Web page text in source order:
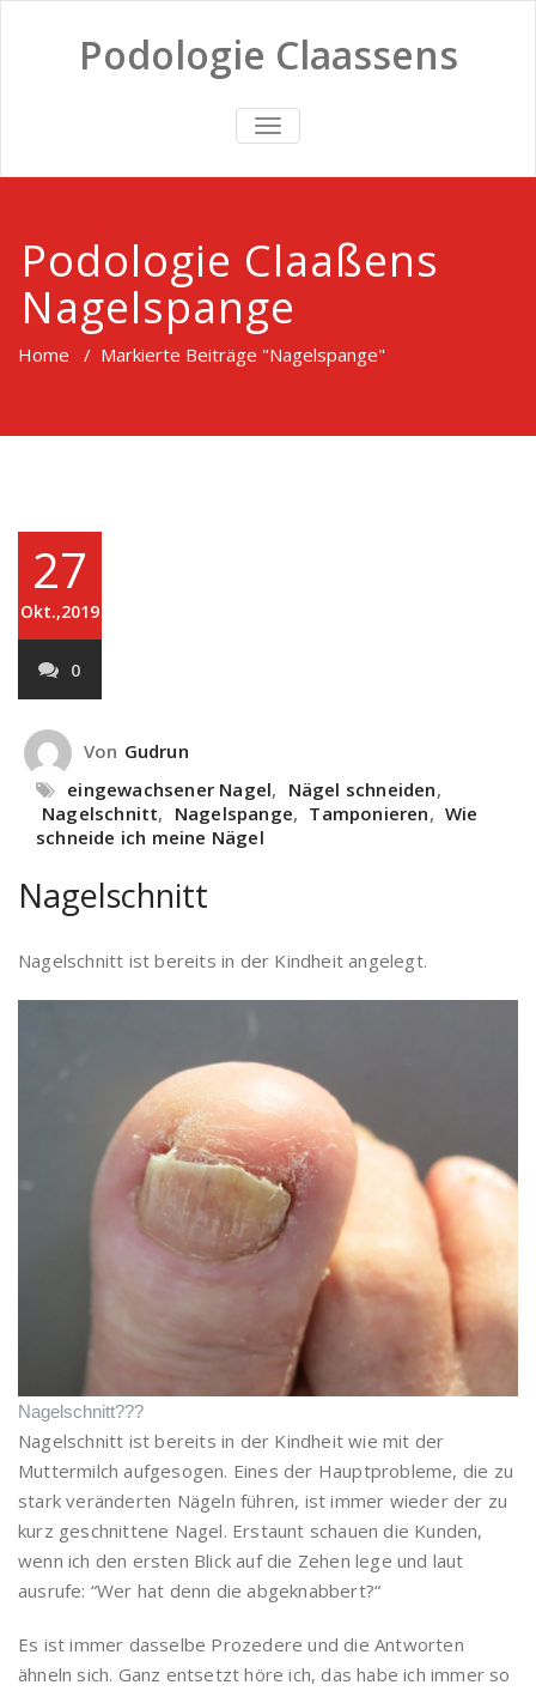
Podologie Claassens
TOGGLE
Podologie Claaßens
Nagelspange
Home / Markierte Beiträge "Nagelspange"
27
Okt.,2019
0
Von Gudrun
eingewachsener Nagel, Nägel schneiden,
Nagelschnitt, Nagelspange, Tamponieren, Wie
schneide ich meine Nägel
Nagelschnitt
Nagelschnitt ist bereits in der Kindheit angelegt.
Nagelschnitt???
Nagelschnitt ist bereits in der Kindheit wie mit der
Muttermilch aufgesogen. Eines der Hauptprobleme, die zu
stark veränderten Nägeln führen, ist immer wieder der zu
kurz geschnittene Nagel. Erstaunt schauen die Kunden,
wenn ich den ersten Blick auf die Zehen lege und laut
ausrufe: “Wer hat denn die abgeknabbert?“
Es ist immer dasselbe Prozedere und die Antworten
ähneln sich. Ganz entsetzt höre ich, das habe ich immer so